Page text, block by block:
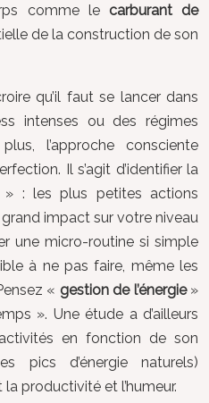
comme le carburant de
de la construction de son
qu’il faut se lancer dans
intenses ou des régimes
l’approche consciente
Il s’agit d’identifier la
» : les plus petites actions
impact sur votre niveau
une micro-routine si simple
à ne pas faire, même les
« gestion de l’énergie»
». Une étude a d’ailleurs
en fonction de son
pics d’énergie naturels)
productivité et l’humeur.